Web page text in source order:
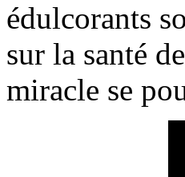
édulcorants
sur la santé
miracle se